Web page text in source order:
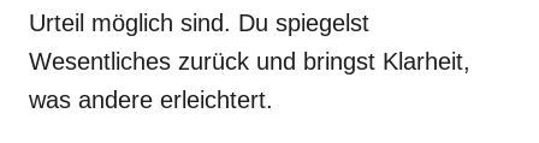
Urteil möglich sind. Du spiegelst
Wesentliches zurück und bringst Klarheit,
was andere erleichtert.